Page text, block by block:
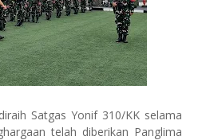
Satgas Yonif 310/KK selama
telah diberikan Panglima